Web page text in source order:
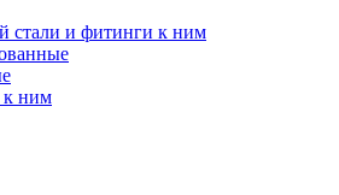
стали и фитинги к ним
ним